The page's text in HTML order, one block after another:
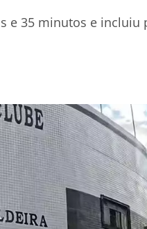
e 35 minutos e incluiu